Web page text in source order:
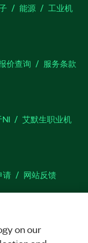
能源
工业机
价查询
服务条款
NI
艾默生职业机
请 网站反馈
on our